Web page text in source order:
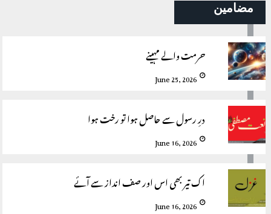
مضامین
حرمت والے مہینے
June 25, 2026
درِ رسول سے حاصل ہوا تو رخت ہوا
June 16, 2026
اک تیر بھی اس اور صف انداز سے آئے
June 16, 2026